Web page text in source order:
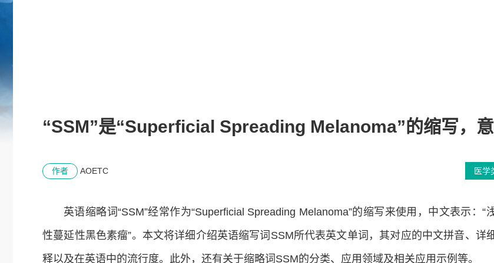
“SSM”是“Superficial Spreading Melanoma”的缩写，
医学
作者 AOETC
英语缩略词“SSM”经常作为“Superficial Spreading Melanoma”的缩写来使用，中文表示：“
性蔓延性黑色素瘤”。本文将详细介绍英语缩写词SSM所代表英文单词，其对应的中文拼音、详
释以及在英语中的流行度。此外，还有关于缩略词SSM的分类、应用领域及相关应用示例等。